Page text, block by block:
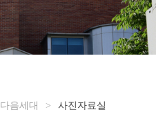
다음세대 > 사진자료실